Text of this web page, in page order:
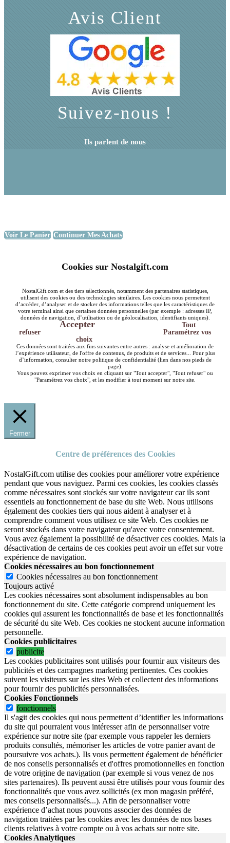
Avis Client
Suivez-nous !
Ils parlent de nous
Voir Le Panier Continuer Mes Achats
Cookies sur Nostalgift.com
NostalGift.com et des tiers sélectionnés, notamment des partenaires statistiques,
utilisent des cookies ou des technologies similaires. Les cookies nous permettent
d’accéder, d’analyser et de stocker des informations telles que les caractéristiques de
votre terminal ainsi que certaines données personnelles (par exemple : adresses IP,
données de navigation, d’utilisation ou de géolocalisation, identifiants uniques).
Accepter
Tout
refuser
Paramétrez vos
choix
Ces données sont traitées aux fins suivantes entre autres : analyse et amélioration de
l’expérience utilisateur, de l'offre de contenus, de produits et de services... Pour plus
d’information, consulter notre politique de confidentialité (lien dans nos pieds de
page).
Vous pouvez exprimer vos choix en cliquant sur "Tout accepter", "Tout refuser" ou
"Paramétrez vos choix", et les modifier à tout moment sur notre site.
Fermer
Centre de préférences des Cookies
NostalGift.com utilise des cookies pour améliorer votre expérience
pendant que vous naviguez. Parmi ces cookies, les cookies classés
comme nécessaires sont stockés sur votre navigateur car ils sont
essentiels au fonctionnement de base du site Web. Nous utilisons
également des cookies tiers qui nous aident à analyser et à
comprendre comment vous utilisez ce site Web. Ces cookies ne
seront stockés dans votre navigateur qu'avec votre consentement.
Vous avez également la possibilité de désactiver ces cookies. Mais la
désactivation de certains de ces cookies peut avoir un effet sur votre
expérience de navigation.
Cookies nécessaires au bon fonctionnement
Cookies nécessaires au bon fonctionnement
Toujours activé
Les cookies nécessaires sont absolument indispensables au bon
fonctionnement du site. Cette catégorie comprend uniquement les
cookies qui assurent les fonctionnalités de base et les fonctionnalités
de sécurité du site Web. Ces cookies ne stockent aucune information
personnelle.
Cookies publicitaires
publicite
Les cookies publicitaires sont utilisés pour fournir aux visiteurs des
publicités et des campagnes marketing pertinentes. Ces cookies
suivent les visiteurs sur les sites Web et collectent des informations
pour fournir des publicités personnalisées.
Cookies Fonctionnels
fonctionnels
Il s'agit des cookies qui nous permettent d’identifier les informations
du site qui pourraient vous intéresser afin de personnaliser votre
expérience sur notre site (par exemple vous rappeler les derniers
produits consultés, mémoriser les articles de votre panier avant de
poursuivre vos achats.). Ils vous permettent également de bénéficier
de nos conseils personnalisés et d'offres promotionnelles en fonction
de votre origine de navigation (par exemple si vous venez de nos
sites partenaires). Ils peuvent aussi être utilisés pour vous fournir des
fonctionnalités que vous avez sollicités (ex mon magasin préféré,
mes conseils personnalisés...). Afin de personnaliser votre
expérience d’achat nous pouvons associer des données de
navigation traitées par les cookies avec les données de nos bases
clients relatives à votre compte ou à vos achats sur notre site.
Cookies Analytiques